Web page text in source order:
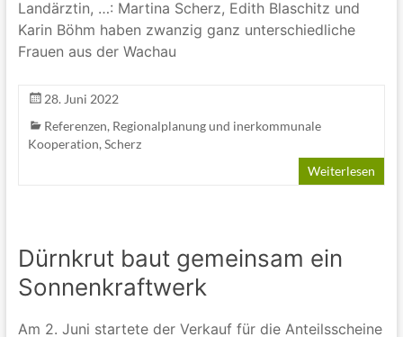
Landärztin, …: Martina Scherz, Edith Blaschitz und
Karin Böhm haben zwanzig ganz unterschiedliche
Frauen aus der Wachau
28. Juni 2022
Referenzen, Regionalplanung und inerkommunale
Kooperation, Scherz
Weiterlesen
Dürnkrut baut gemeinsam ein
Sonnenkraftwerk
Am 2. Juni startete der Verkauf für die Anteilsscheine